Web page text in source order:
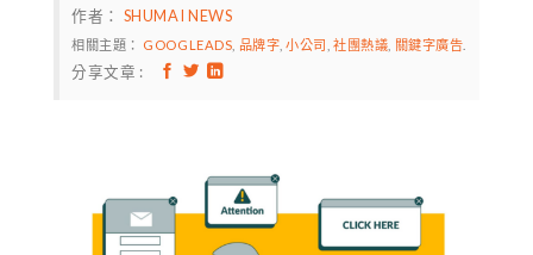
作者： SHUMAI NEWS
相關主題： GOOGLEADS 品牌字 ,小公司 ,社團熱議 關鍵字廣告
分享文章 :